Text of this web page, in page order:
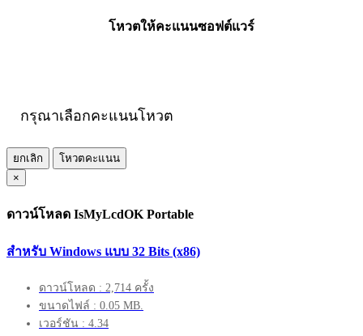
โหวตให้คะแนนซอฟต์แวร์
กรุณาเลือกคะแนนโหวต
ยกเลิก
โหวตคะแนน
×
ดาวน์โหลด IsMyLcdOK Portable
สำหรับ Windows แบบ 32 Bits (x86)
ดาวน์โหลด : 2,714 ครั้ง
ขนาดไฟล์ : 0.05 MB.
เวอร์ชัน : 4.34